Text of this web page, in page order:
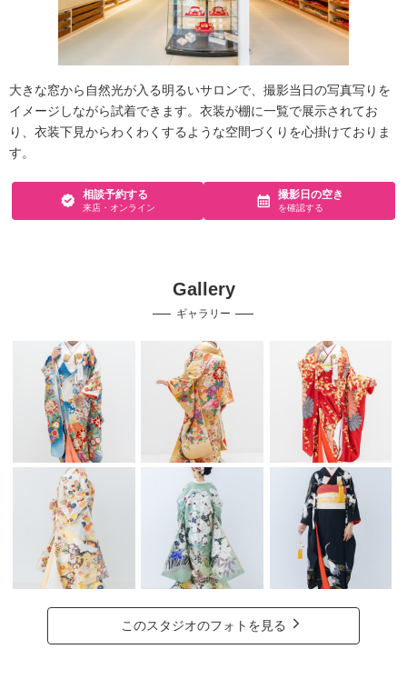
大きな窓から自然光が入る明るいサロンで、撮影当日の写真写りを
イメージしながら試着できます。衣装が棚に一覧で展示されてお
り、衣装下見からわくわくするような空間づくりを心掛けておりま
す。
相談予約する
来店・オンライン
撮影日の空き
を確認する
Gallery
ギャラリー
このスタジオのフォトを見る